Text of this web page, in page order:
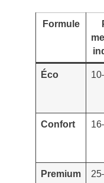
Formule
Éco
Confort
Premium